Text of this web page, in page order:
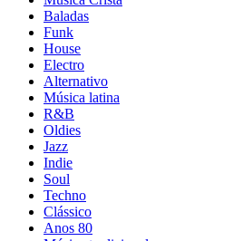
Baladas
Funk
House
Electro
Alternativo
Música latina
R&B
Oldies
Jazz
Indie
Soul
Techno
Clássico
Anos 80